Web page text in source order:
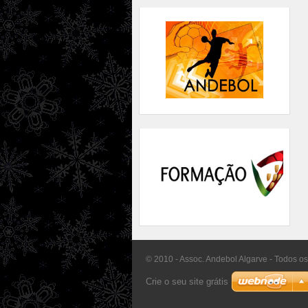
© 2010 - Assoc. Andebol Algarve - Todos
Crie o seu site grátis